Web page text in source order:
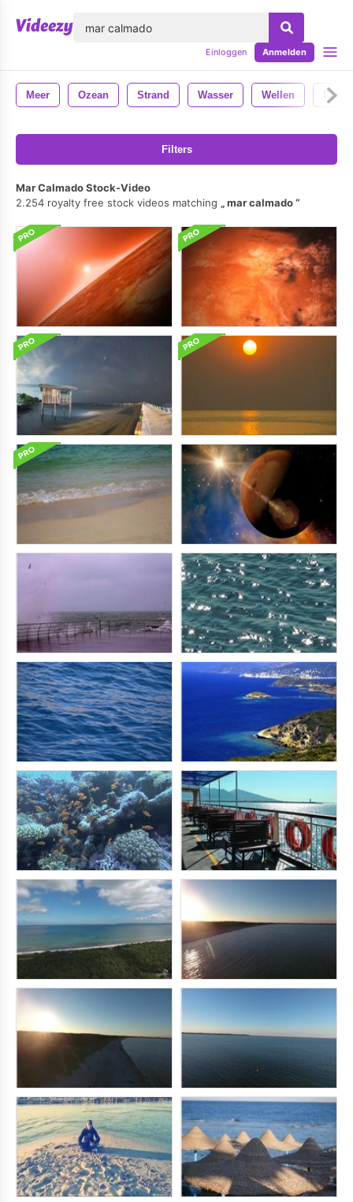
Einloggen Anmelden
Meer Ozean Strand Wasser Wellen Blau
Filters
Mar Calmado Stock-Video
2.254 royalty free stock videos matching
mar calmado